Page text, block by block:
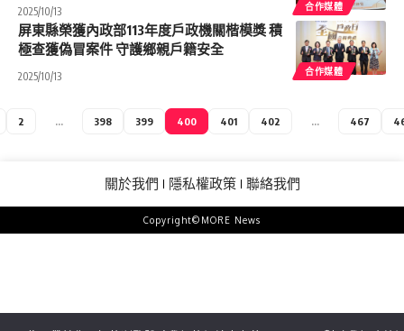
合作媒體
2025/10/13
合作媒體
屏東縣榮獲內政部113年度戶政機關楷模獎 積
極查獲偽冒案件 守護鄉親戶籍安全
2025/10/13
2 ... 398 399 400 401 402 ... 467
關於我們 隱私權政策 聯絡我們
Copyright©MORE News